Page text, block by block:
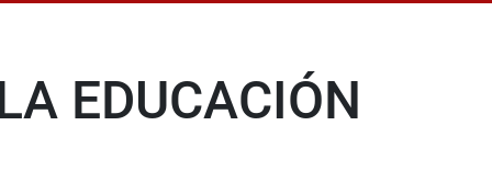
EDUCACIÓN